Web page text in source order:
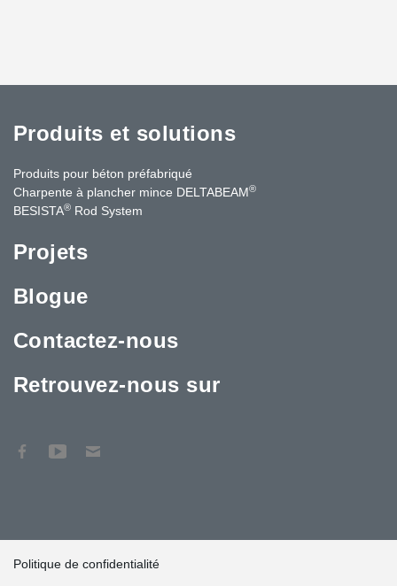
Produits et solutions
Produits pour béton préfabriqué
Charpente à plancher mince DELTABEAM®
BESISTA® Rod System
Projets
Blogue
Contactez-nous
Retrouvez-nous sur
Politique de confidentialité